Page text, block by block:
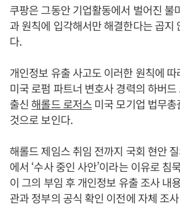
쿠팡은 그동안 기업활동에서 벌어진 불
과 원칙에 입각해서만 해결한다는 곱지
다.
개인정보 유출 사고도 이러한 원칙에
미국 로펌 파트너 변호사 경력의 하버
출신해롤드 로저스미국 모기업 법무
것으로 보인다.
해롤드 제임스 취임 전까지 국회 현안
에서 ‘수사 중인 사안’이라는 이유로 침
이 그의 부임 후 개인정보 유출 조사 내
관과 정부의 공식 확인 이전에 자체 조